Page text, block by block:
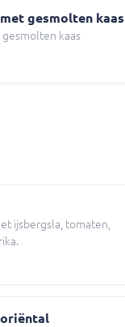
gesmolten kaas
kaas
ijsbergsla, tomaten,
oriëntal